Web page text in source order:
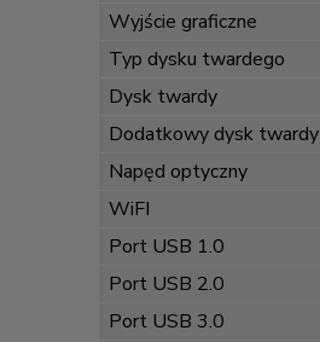
Wyjście graficzne
Typ dysku twardego
Dysk twardy
Dodatkowy dysk twardy
Napęd optyczny
WiFI
Port USB 1.0
Port USB 2.0
Port USB 3.0